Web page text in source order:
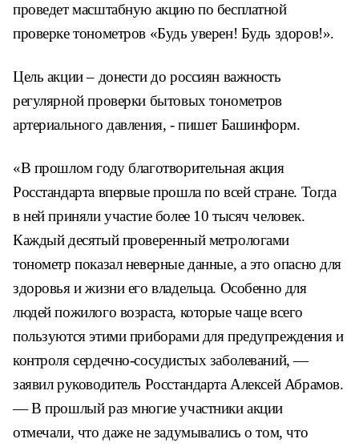
проведет масштабную акцию по бесплатной
проверке тонометров «Будь уверен! Будь здоров!».
Цель акции – донести до россиян важность
регулярной проверки бытовых тонометров
артериального давления, - пишет Башинформ.
«В прошлом году благотворительная акция
Росстандарта впервые прошла по всей стране. Тогда
в ней приняли участие более 10 тысяч человек.
Каждый десятый проверенный метрологами
тонометр показал неверные данные, а это опасно для
здоровья и жизни его владельца. Особенно для
людей пожилого возраста, которые чаще всего
пользуются этими приборами для предупреждения и
контроля сердечно-сосудистых заболеваний, —
заявил руководитель Росстандарта Алексей Абрамов.
— В прошлый раз многие участники акции
отмечали, что даже не задумывались о том, что